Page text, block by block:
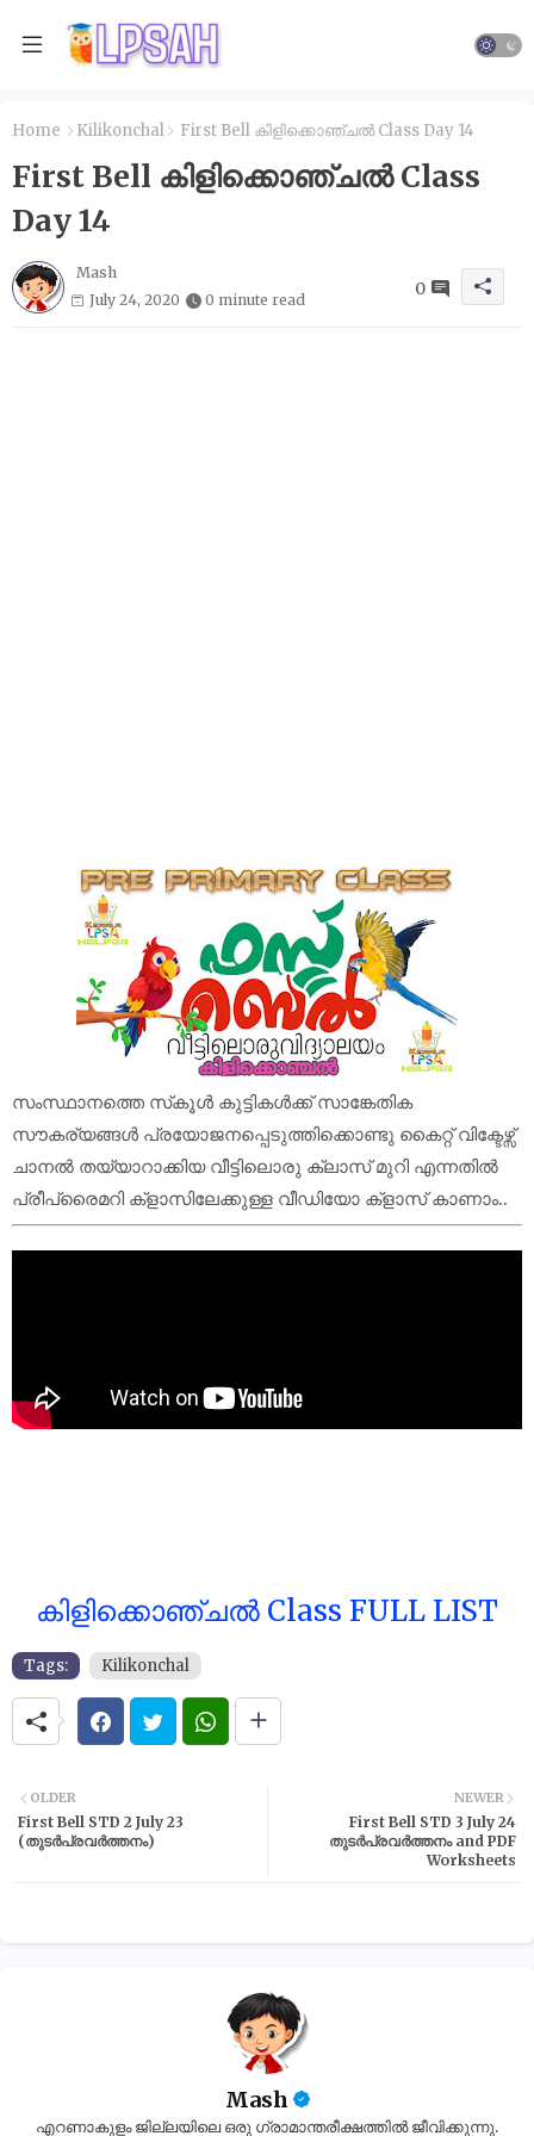
Home Kilikonchal First Bell കിളിക്കൊഞ്ചൽ Class Day 14
First Bell കിളിക്കൊഞ്ചൽ Class
Day 14
Mash
July 24, 2020
0 minute read
0
സംസ്ഥാനത്തെ സ്‌കൂൾ കുട്ടികൾക്ക് സാങ്കേതിക
സൗകര്യങ്ങൾ പ്രയോജനപ്പെടുത്തിക്കൊണ്ടു കൈറ്റ് വിക്ടേഴ്സ്
ചാനല്‍ തയ്യാറാക്കിയ വീട്ടിലൊരു ക്ലാസ് മുറി എന്നതിൽ
പ്രീപ്രൈമറി ക്‌ളാസിലേക്കുള്ള വീഡിയോ ക്‌ളാസ് കാണാം..
കിളിക്കൊഞ്ചൽ Class FULL LIST
Tags: Kilikonchal
NEWER
First Bell STD 3 July 24
തുടർപ്രവർത്തനം and PDF
Worksheets
OLDER
First Bell STD 2 July 23
(തുടർപ്രവർത്തനം)
Mash
എറണാകുളം ജില്ലയിലെ ഒരു ഗ്രാമാന്തരീക്ഷത്തിൽ ജീവിക്കുന്നു.